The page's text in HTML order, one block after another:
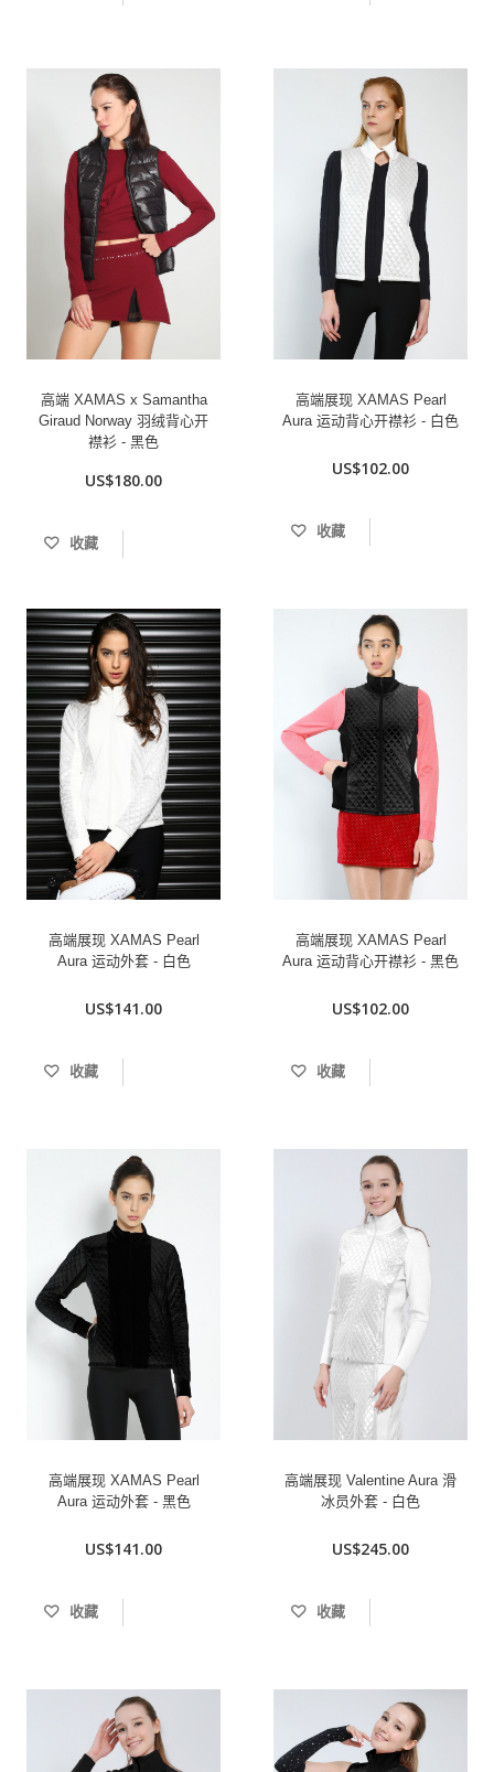
高端 XAMAS x Samantha
Giraud Norway 羽绒背心开
襟衫 - 黑色
US$180.00
收藏
高端展现 XAMAS Pearl
Aura 运动背心开襟衫 - 白色
US$102.00
收藏
高端展现 XAMAS Pearl
Aura 运动外套 - 白色
US$141.00
收藏
高端展现 XAMAS Pearl
Aura 运动背心开襟衫 - 黑色
US$102.00
收藏
高端展现 XAMAS Pearl
Aura 运动外套 - 黑色
US$141.00
收藏
高端展现 Valentine Aura 滑
冰员外套 - 白色
US$245.00
收藏